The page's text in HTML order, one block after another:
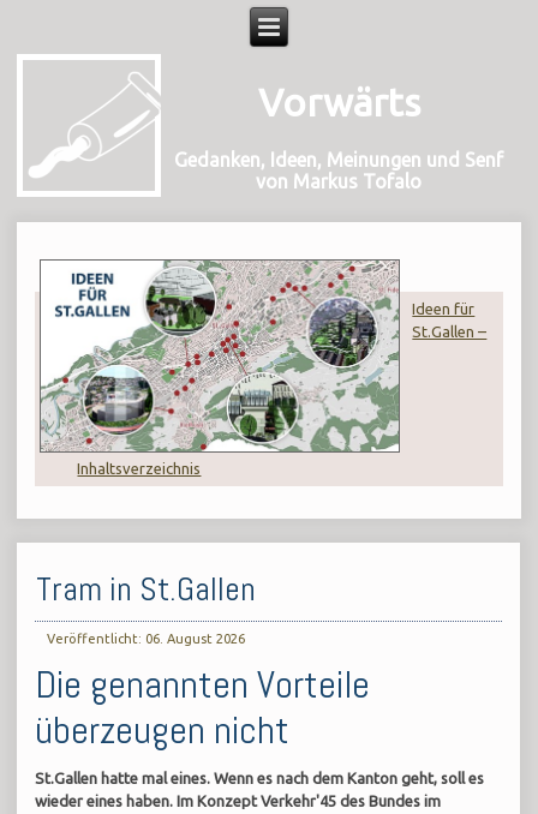
Vorwärts
Gedanken, Ideen, Meinungen und Senf
von Markus Tofalo
Ideen für
St.Gallen –
Inhaltsverzeichnis
Tram in St.Gallen
Veröffentlicht: 06. August 2026
Die genannten Vorteile
überzeugen nicht
St.Gallen hatte mal eines. Wenn es nach dem Kanton geht, soll es
wieder eines haben. Im Konzept Verkehr'45 des Bundes im